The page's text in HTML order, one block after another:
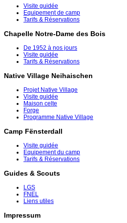
Visite guidée
Equipement de camp
Tarifs & Réservations
Chapelle Notre-Dame des Bois
De 1952 à nos jours
Visite guidée
Tarifs & Réservations
Native Village Neihaischen
Projet Native Village
Visite guidée
Maison celte
Forge
Programme Native Village
Camp Fënsterdall
Visite guidée
Equipement du camp
Tarifs & Réservations
Guides & Scouts
LGS
FNEL
Liens utiles
Impressum